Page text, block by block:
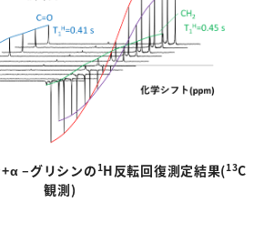
+α–グリシンの1H反転回復測定結果(13C
観測)